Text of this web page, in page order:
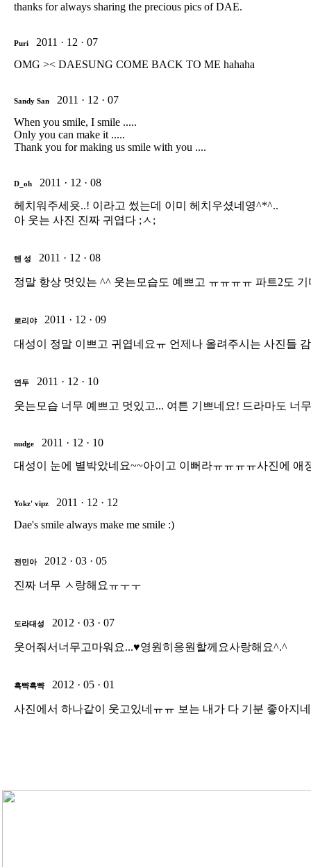
thanks for always sharing the precious pics of DAE.
Puri
2011 · 12 · 07
OMG >< DAESUNG COME BACK TO ME hahaha
Sandy San
2011 · 12 · 07
When you smile, I smile .....
Only you can make it .....
Thank you for making us smile with you ....
D_oh
2011 · 12 · 08
헤치워주세욧..! 이라고 썼는데 이미 헤치우셨네영^*^..
아 웃는 사진 진짜 귀엽다 ;ㅅ;
텐 성 2011 · 12 · 08
정말 항상 멋있는 ^^ 웃는모습도 예쁘고 ㅠㅠㅠㅠ 파트2도
로리야 2011 · 12 · 09
대성이 정말 이쁘고 귀엽네요ㅠ 언제나 올려주시는 사진들
연두 2011 · 12 · 10
웃는모습 너무 예쁘고 멋있고... 여튼 기쁘네요! 드라마도 너
nudge
2011 · 12 · 10
대성이 눈에 별박았네요~~아이고 이뻐라ㅠㅠㅠㅠ사진에
Yokz' vipz
2011 · 12 · 12
Dae's smile always make me smile :)
전민아 2012 · 03 · 05
진짜 너무 ㅅ랑해요ㅠㅜㅜ
도라대성 2012 · 03 · 07
웃어줘서너무고마워요...♥영원히응원할께요사랑해요^.^
흑뺙흑뺙 2012 · 05 · 01
사진에서 하나같이 웃고있네ㅠㅠ 보는 내가 다 기분 좋아지